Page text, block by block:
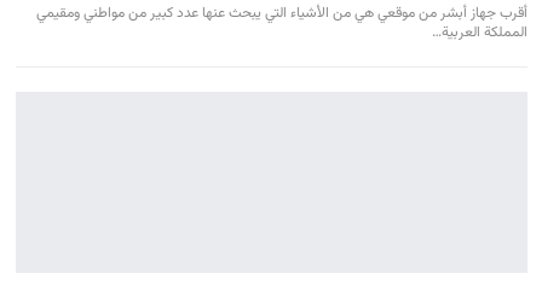
أقرب جهاز أبشر من موقعي هي من الأشياء التي يبحث عنها عدد كبير من مواطني ومقيمي
المملكة العربية…